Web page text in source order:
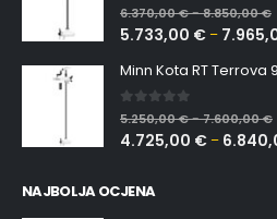
0 out of 5
6.370,00€–8.850,00€
5.733,00 € –
Minn Kota RT Terrova
0 out of 5
5.250,00€–7.600,00€
4.725,00 € –
NAJBOLJA OCJENA